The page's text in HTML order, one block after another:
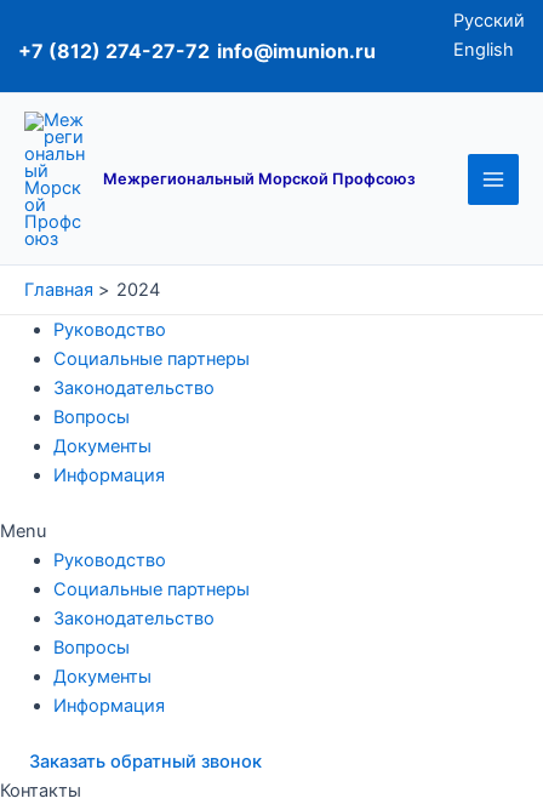
+7 (812) 274-27-72 info@imunion.ru
Русский
English
Межрегиональный Морской Профсоюз
Главная
2024
Руководство
Социальные партнеры
Законодательство
Вопросы
Документы
Информация
Menu
Руководство
Социальные партнеры
Законодательство
Вопросы
Документы
Информация
Заказать обратный звонок
Контакты